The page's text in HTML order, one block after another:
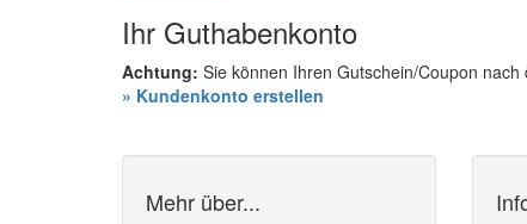
Ihr Guthabenkonto
Achtung: Sie können Ihren Gutschein/Coupon
» Kundenkonto erstellen
Mehr über...